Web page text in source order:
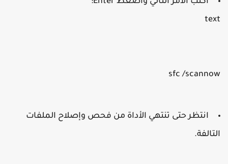
sfc /
انتظر حتى تنتهي الأداة من فحص وإصلاح الملفات